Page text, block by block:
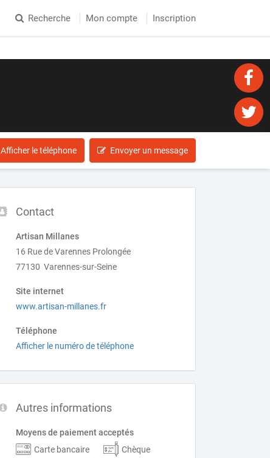
Recherche Mon compte Inscription
Afficher le téléphone Envoyer un message
Contact
Artisan Millanes
16 Rue de Varennes Prolongée
77130 Varennes-sur-Seine
Site internet
www.artisan-millanes.fr
Téléphone
Afficher le numéro de téléphone
Autres informations
Moyens de paiement acceptés
Carte bancaire
Chèque